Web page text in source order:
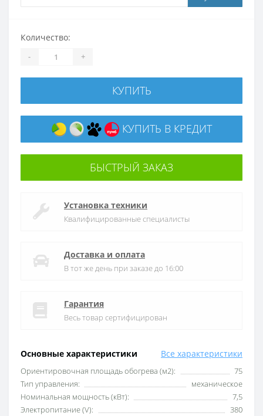
Основные характеристики Все характеристики
Ориентировочная площадь обогрева (м2):
75
Тип управления:
механическое
Номинальная мощность (кВт):
7,5
Электропитание (V):
380
Количество:
- +
КУПИТЬ
КУПИТЬ В КРЕДИТ
БЫСТРЫЙ ЗАКАЗ
Установка техники
Квалифицированные специалисты
Доставка и оплата
В тот же день при заказе до 16:00
Гарантия
Весь товар сертифицирован